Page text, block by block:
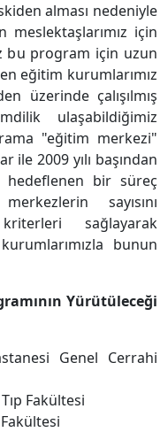
alması nedeniyle
için
bu program için uzun
eğitim kurumlarımız
üzerinde çalışılmış
ulaşabildiğimiz
"eğitim merkezi"
ile 2009 yılı başından
hedeflenen bir süreç
sayısını
sağlayarak
bunun
Yürütüleceği
Genel Cerrahi
Fakültesi